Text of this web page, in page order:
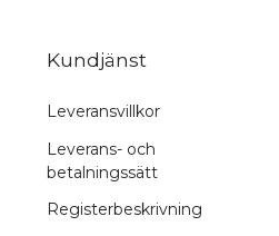
Kundjänst
Leveransvillkor
Leverans- och
betalningssätt
Registerbeskrivning